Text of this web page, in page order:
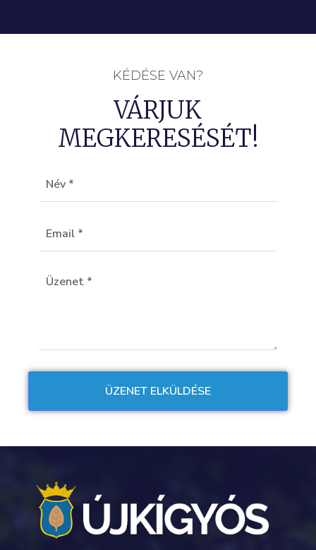
KÉDÉSE VAN?
VÁRJUK
MEGKERESÉSÉT!